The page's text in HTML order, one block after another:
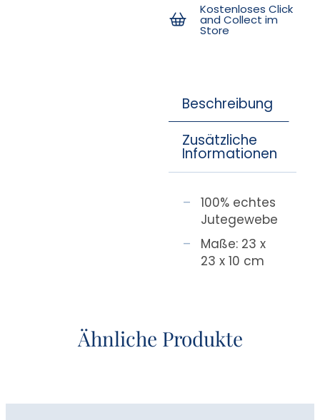
Kostenloses Click
and Collect im
Store
Beschreibung
Zusätzliche
Informationen
100% echtes
Jutegewebe
Maße: 23 x
23 x 10 cm
Ähnliche Produkte